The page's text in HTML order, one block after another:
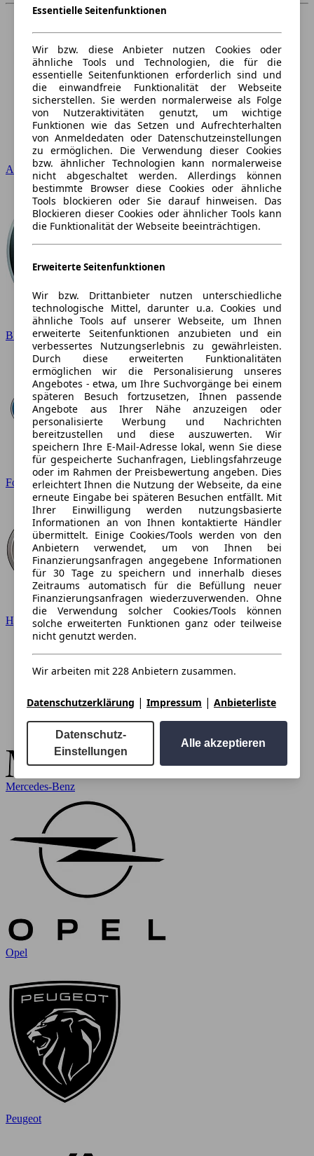
Audi
BMW
Ford
Hyundai
Mercedes-Benz
Opel
Peugeot
Essentielle Seitenfunktionen
Wir bzw. diese Anbieter nutzen Cookies oder
ähnliche Tools und Technologien, die für die
essentielle Seitenfunktionen erforderlich sind und
die einwandfreie Funktionalität der Webseite
sicherstellen. Sie werden normalerweise als Folge
von Nutzeraktivitäten genutzt, um wichtige
Funktionen wie das Setzen und Aufrechterhalten
von Anmeldedaten oder Datenschutzeinstellungen
zu ermöglichen. Die Verwendung dieser Cookies
bzw. ähnlicher Technologien kann normalerweise
nicht abgeschaltet werden. Allerdings können
bestimmte Browser diese Cookies oder ähnliche
Tools blockieren oder Sie darauf hinweisen. Das
Blockieren dieser Cookies oder ähnlicher Tools kann
die Funktionalität der Webseite beeinträchtigen.
Erweiterte Seitenfunktionen
Wir bzw. Drittanbieter nutzen unterschiedliche
technologische Mittel, darunter u.a. Cookies und
ähnliche Tools auf unserer Webseite, um Ihnen
erweiterte Seitenfunktionen anzubieten und ein
verbessertes Nutzungserlebnis zu gewährleisten.
Durch diese erweiterten Funktionalitäten
ermöglichen wir die Personalisierung unseres
Angebotes - etwa, um Ihre Suchvorgänge bei einem
späteren Besuch fortzusetzen, Ihnen passende
Angebote aus Ihrer Nähe anzuzeigen oder
personalisierte Werbung und Nachrichten
bereitzustellen und diese auszuwerten. Wir
speichern Ihre E-Mail-Adresse lokal, wenn Sie diese
für gespeicherte Suchanfragen, Lieblingsfahrzeuge
oder im Rahmen der Preisbewertung angeben. Dies
erleichtert Ihnen die Nutzung der Webseite, da eine
erneute Eingabe bei späteren Besuchen entfällt. Mit
Ihrer Einwilligung werden nutzungsbasierte
Informationen an von Ihnen kontaktierte Händler
übermittelt. Einige Cookies/Tools werden von den
Anbietern verwendet, um von Ihnen bei
Finanzierungsanfragen angegebene Informationen
für 30 Tage zu speichern und innerhalb dieses
Zeitraums automatisch für die Befüllung neuer
Finanzierungsanfragen wiederzuverwenden. Ohne
die Verwendung solcher Cookies/Tools können
solche erweiterten Funktionen ganz oder teilweise
nicht genutzt werden.
Wir arbeiten mit 228 Anbietern zusammen.
Datenschutzerklärung | Impressum | Anbieterliste
Datenschutz-
Einstellungen
Alle akzeptieren